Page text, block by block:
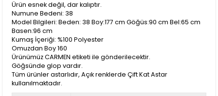
Ürün esnek değil, dar kalıptır.
Numune Bedeni: 38
Model Bilgileri: Beden: 38 Boy:177 cm Göğüs:90 cm Bel:65 cm
Basen:96 cm
Kumaş İçeriği: %100 Polyester
Omuzdan Boy 160
Ürünümüz CARMEN etiketi ile gönderilecektir.
Göğsünde glop vardır.
Tüm ürünler astarlıdır, Açık renklerde Çift Kat Astar
kullanılmaktadır.